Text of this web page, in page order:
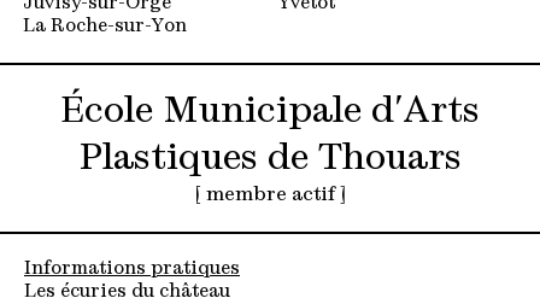
Juvisy-sur-Orge
La Roche-sur-Yon
Yvetot
École Municipale d'Arts
Plastiques de Thouars
[ membre actif ]
Informations pratiques
Les écuries du château